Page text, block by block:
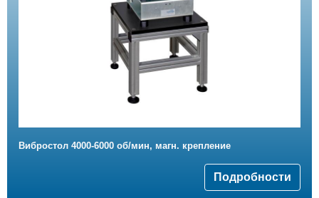
Вибростол 4000-6000 об/мин, магн. крепление
Подробности